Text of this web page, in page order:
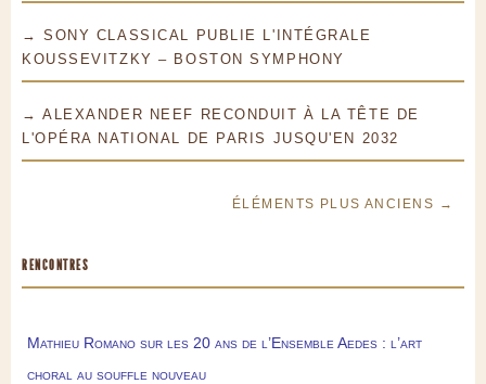
→ SONY CLASSICAL PUBLIE L'INTÉGRALE
KOUSSEVITZKY – BOSTON SYMPHONY
→ ALEXANDER NEEF RECONDUIT À LA TÊTE DE
L'OPÉRA NATIONAL DE PARIS JUSQU'EN 2032
ÉLÉMENTS PLUS ANCIENS →
RENCONTRES
Mathieu Romano sur les 20 ans de l’Ensemble Aedes : l’art
choral au souffle nouveau